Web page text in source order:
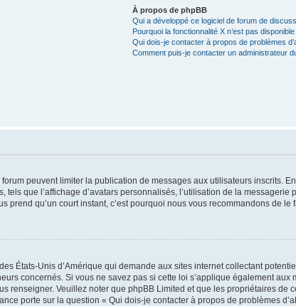
À propos de phpBB
Qui a développé ce logiciel de forum de
Pourquoi la fonctionnalité X n’est pas disponible
Qui dois-je contacter à propos de problèmes
Comment puis-je contacter un administrateur
peuvent limiter la publication de messages aux utilisateurs inscrits.
que l’affichage d’avatars personnalisés, l’utilisation de la messagerie
prend qu’un court instant, c’est pourquoi nous vous recommandons de le
États-Unis d’Amérique qui demande aux sites internet collectant
concernés. Si vous ne savez pas si cette loi s’applique également aux
Veuillez noter que phpBB Limited et que les propriétaires de
porte sur la question « Qui dois-je contacter à propos de problèmes